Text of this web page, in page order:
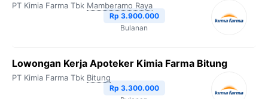
PT Kimia Farma Tbk Mamberamo Raya
Rp 3.900.000
Bulanan
Lowongan Kerja Apoteker Kimia Farma Bitung
PT Kimia Farma Tbk Bitung
Rp 3.300.000